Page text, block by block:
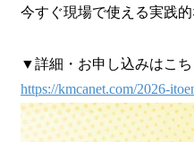
今すぐ現場で使える実践
▼詳細・お申し込みはこち
https://kmcanet.com/2026-